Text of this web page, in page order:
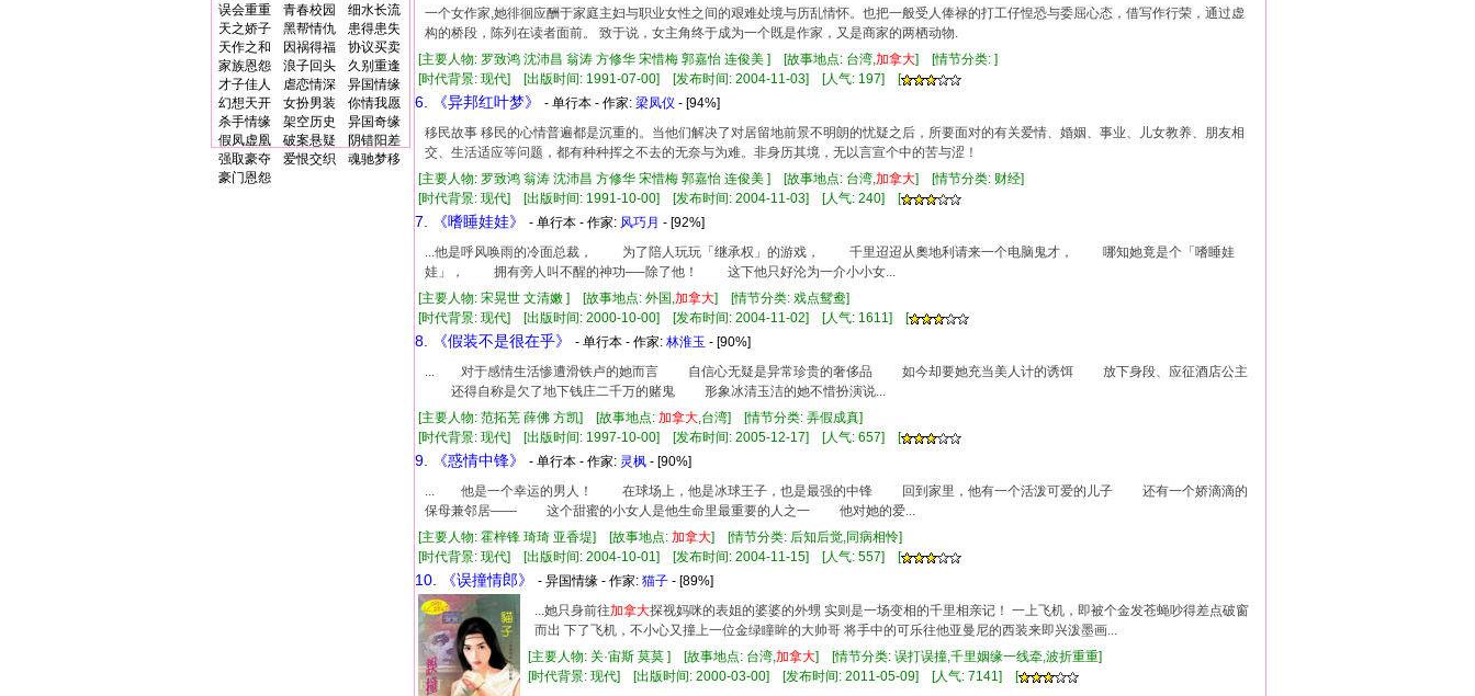
误会重重
青春校园
细水长流
天之娇子
黑帮情仇
患得患失
天作之和
因祸得福
协议买卖
家族恩怨
浪子回头
久别重逢
才子佳人
虐恋情深
异国情缘
幻想天开
女扮男装
你情我愿
杀手情缘
架空历史
异国奇缘
假凤虚凰
破案悬疑
阴错阳差
强取豪夺
爱恨交织
魂驰梦移
豪门恩怨
一个女作家,她徘徊应酬于家庭主妇与职业女性之间的艰难处境与历乱情怀。也把一般受人俸禄的打工仔惶恐与委屈心态，借写作行荣，通过虚
构的桥段，陈列在读者面前。 致于说，女主角终于成为一个既是作家，又是商家的两栖动物.
[主要人物: 罗致鸿 沈沛昌 翁涛 方修华 宋惜梅 郭嘉怡 连俊美 ] [故事地点: 台湾,加拿大] [情节分类: ]
[时代背景: 现代] [出版时间: 1991-07-00] [发布时间: 2004-11-03] [人气: 197] [
6. 《异邦红叶梦》 - 单行本 - 作家: 梁凤仪 - [94%]
移民故事 移民的心情普遍都是沉重的。当他们解决了对居留地前景不明朗的忧疑之后，所要面对的有关爱情、婚姻、事业、儿女教养、朋友相
交、生活适应等问题，都有种种挥之不去的无奈与为难。非身历其境，无以言宣个中的苦与涩！
[主要人物: 罗致鸿 翁涛 沈沛昌 方修华 宋惜梅 郭嘉怡 连俊美 ] [故事地点: 台湾,加拿大] [情节分类: 财经]
[时代背景: 现代] [出版时间: 1991-10-00] [发布时间: 2004-11-03] [人气: 240] [
7. 《嗜睡娃娃》 - 单行本 - 作家: 风巧月 - [92%]
...他是呼风唤雨的冷面总裁， 为了陪人玩玩「继承权」的游戏， 千里迢迢从奧地利请来一个电脑鬼才， 哪知她竟是个「嗜睡娃
娃」， 拥有旁人叫不醒的神功──除了他！ 这下他只好沦为一介小小女...
[主要人物: 宋晃世 文清嫩 ] [故事地点: 外国,加拿大] [情节分类: 戏点鸳鸯]
[时代背景: 现代] [出版时间: 2000-10-00] [发布时间: 2004-11-02] [人气: 1611] [
8. 《假装不是很在乎》 - 单行本 - 作家: 林淮玉 - [90%]
... 对于感情生活惨遭滑铁卢的她而言 自信心无疑是异常珍贵的奢侈品 如今却要她充当美人计的诱饵 放下身段、应征酒店公主
还得自称是欠了地下钱庄二千万的赌鬼 形象冰清玉洁的她不惜扮演说...
[主要人物: 范拓芜 薛佛 方凯] [故事地点: 加拿大,台湾] [情节分类: 弄假成真]
[时代背景: 现代] [出版时间: 1997-10-00] [发布时间: 2005-12-17] [人气: 657] [
9. 《惑情中锋》 - 单行本 - 作家: 灵枫 - [90%]
... 他是一个幸运的男人！ 在球场上，他是冰球王子，也是最强的中锋 回到家里，他有一个活泼可爱的儿子 还有一个娇滴滴的
保母兼邻居—— 这个甜蜜的小女人是他生命里最重要的人之一 他对她的爱...
[主要人物: 霍梓锋 琦琦 亚香堤] [故事地点: 加拿大] [情节分类: 后知后觉,同病相怜]
[时代背景: 现代] [出版时间: 2004-10-01] [发布时间: 2004-11-15] [人气: 557] [
10. 《误撞情郎》 - 异国情缘 - 作家: 猫子 - [89%]
...她只身前往加拿大探视妈咪的表姐的婆婆的外甥 实则是一场变相的千里相亲记！ 一上飞机，即被个金发苍蝇吵得差点破窗
而出 下了飞机，不小心又撞上一位金绿瞳眸的大帅哥 将手中的可乐往他亚曼尼的西装来即兴泼墨画...
[主要人物: 关·宙斯 莫莫 ] [故事地点: 台湾,加拿大] [情节分类: 误打误撞,千里姻缘一线牵,波折重重]
[时代背景: 现代] [出版时间: 2000-03-00] [发布时间: 2011-05-09] [人气: 7141] [